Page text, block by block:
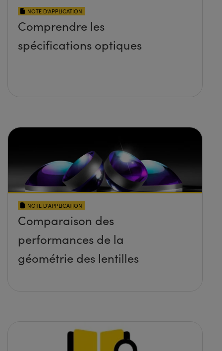
NOTE D’APPLICATION
Comprendre les
spécifications optiques
NOTE D’APPLICATION
Comparaison des
performances de la
géométrie des lentilles